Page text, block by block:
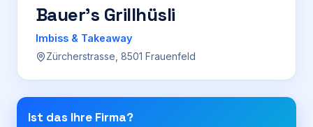
Preise
Für Firmen
Login
Bauer’s Grillhüsli
Imbiss & Takeaway
Zürcherstrasse, 8501 Frauenfeld
Ist das Ihre Firma?